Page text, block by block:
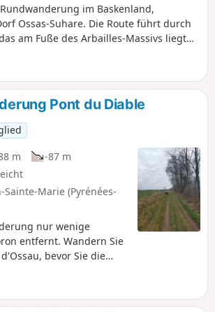
im Baskenland,
Ossas-Suhare. Die Route führt durch
am Fuße des Arbailles-Massivs liegt
Pont du Diable
m
-87 m
Marie (Pyrénées-
nur wenige
entfernt. Wandern Sie
bevor Sie die
ins Unterholz wagen.